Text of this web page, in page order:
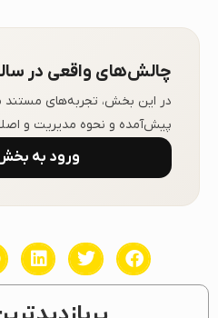
چالش‌های واقعی در
در این بخش، تجربه‌های مستند
پیش‌آمده و نحوه مدیریت و
ورود به بخش